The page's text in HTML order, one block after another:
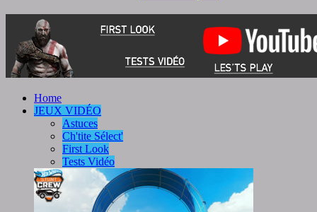
Home
JEUX VIDÉO
Astuces
Ch'tite Sélect'
First Look
Tests Vidéo